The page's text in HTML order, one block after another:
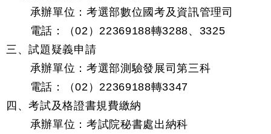
承辦單位：考選部數位國考及資訊管理司
電話：（02）22369188轉3288、3325
三、試題疑義申請
承辦單位：考選部測驗發展司第三科
電話：（02）22369188轉3347
四、考試及格證書規費繳納
承辦單位：考試院秘書處出納科